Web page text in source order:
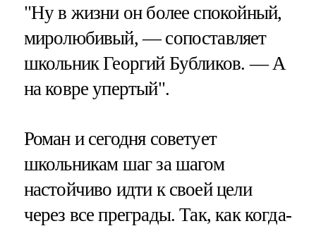
"Ну в жизни он более спокойный,
миролюбивый, — сопоставляет
школьник Георгий Бубликов. — А
на ковре упертый".
Роман и сегодня советует
школьникам шаг за шагом
настойчиво идти к своей цели
через все преграды. Так, как когда-